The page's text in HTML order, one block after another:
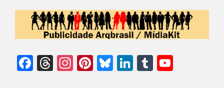
Facebook
Threads
Instagram
Pinterest
Bluesky
LinkedIn
Tumblr